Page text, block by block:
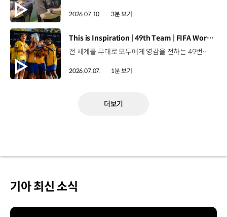
2026.07.10. 3분 보기
[동영상]
This is Inspiration | 49th Team | FIFA World Cup 2026™
전 세계를 무대로 모두에게 영감을 전하는 49번째 팀.FIFA 월드컵 2026™을 향한 여정 속, 이제 사람들의 시선은 이 어린 스타들에게 향합니다. 자세히 보기 ▶ #Kia #InspirationConnectsUsAll #49thTeam #OMBC #FIFAWorldCup2026 유튜브 쇼츠 보기 >
2026.07.07. 1분 보기
더보기
기아 최신 소식